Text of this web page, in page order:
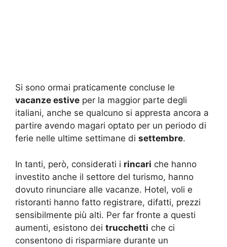
Si sono ormai praticamente concluse le
vacanze estive per la maggior parte degli
italiani, anche se qualcuno si appresta ancora a
partire avendo magari optato per un periodo di
ferie nelle ultime settimane di settembre.
In tanti, però, considerati i rincari che hanno
investito anche il settore del turismo, hanno
dovuto rinunciare alle vacanze. Hotel, voli e
ristoranti hanno fatto registrare, difatti, prezzi
sensibilmente più alti. Per far fronte a questi
aumenti, esistono dei trucchetti che ci
consentono di risparmiare durante un